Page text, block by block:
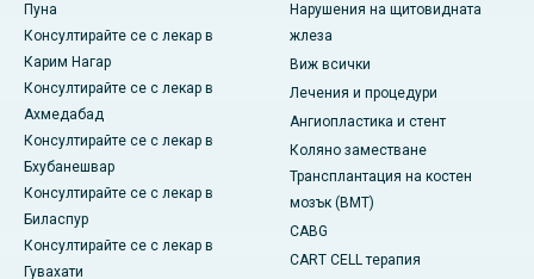
Пуна
Консултирайте се с лекар в
Карим Нагар
Консултирайте се с лекар в
Ахмедабад
Консултирайте се с лекар в
Бхубанешвар
Консултирайте се с лекар в
Биласпур
Консултирайте се с лекар в
Гувахати
Нарушения на щитовидната
жлеза
Виж всички
Лечения и процедури
Ангиопластика и стент
Коляно заместване
Трансплантация на костен
мозък (BMT)
CABG
CART CELL терапия